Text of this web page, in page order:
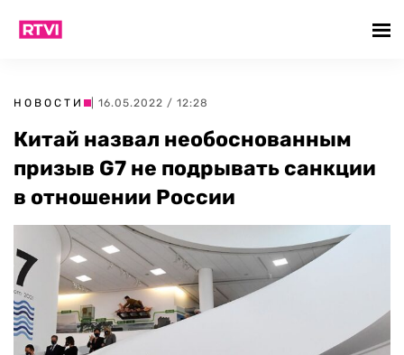
НОВОСТИ | 16.05.2022 / 12:28
Китай назвал необоснованным
призыв G7 не подрывать санкции
в отношении России